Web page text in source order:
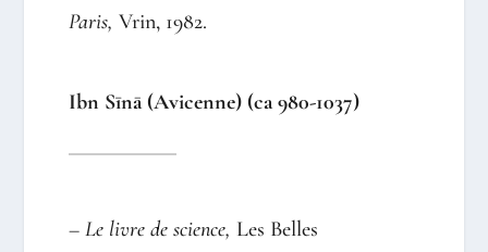
Paris, Vrin, 1982.
Ibn Sīnā (Avicenne) (ca 980-1037)
– Le livre de science, Les Belles